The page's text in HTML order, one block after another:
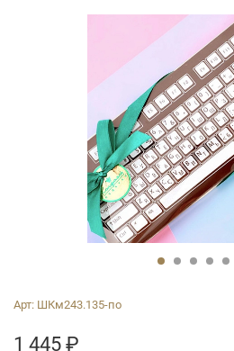
Арт: ШКм243.135-по
1 445₽